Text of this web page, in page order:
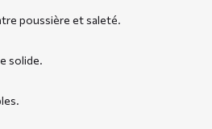
poussière et saleté.
solide.